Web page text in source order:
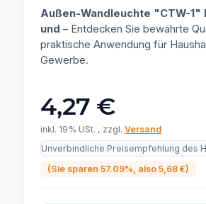
Außen-Wandleuchte "CTW-1"
und – Entdecken Sie bewährte
praktische Anwendung für
Gewerbe.
4,27 €
inkl. 19% USt. , zzgl. Versand
Unverbindliche Preisempfehlung des
(Sie sparen 57.09% , also 5,68 €)